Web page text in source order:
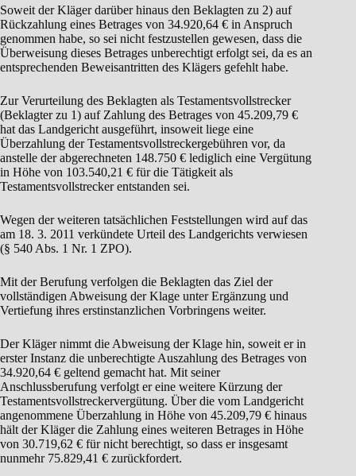
Soweit der Kläger darüber hinaus den Beklagten zu 2) auf
Rückzahlung eines Betrages von 34.920,64 € in Anspruch
genommen habe, so sei nicht festzustellen gewesen, dass die
Überweisung dieses Betrages unberechtigt erfolgt sei, da es an
entsprechenden Beweisantritten des Klägers gefehlt habe.
Zur Verurteilung des Beklagten als Testamentsvollstrecker
(Beklagter zu 1) auf Zahlung des Betrages von 45.209,79 €
hat das Landgericht ausgeführt, insoweit liege eine
Überzahlung der Testamentsvollstreckergebühren vor, da
anstelle der abgerechneten 148.750 € lediglich eine Vergütung
in Höhe von 103.540,21 € für die Tätigkeit als
Testamentsvollstrecker entstanden sei.
Wegen der weiteren tatsächlichen Feststellungen wird auf das
am 18. 3. 2011 verkündete Urteil des Landgerichts verwiesen
(§ 540 Abs. 1 Nr. 1 ZPO).
Mit der Berufung verfolgen die Beklagten das Ziel der
vollständigen Abweisung der Klage unter Ergänzung und
Vertiefung ihres erstinstanzlichen Vorbringens weiter.
Der Kläger nimmt die Abweisung der Klage hin, soweit er in
erster Instanz die unberechtigte Auszahlung des Betrages von
34.920,64 € geltend gemacht hat. Mit seiner
Anschlussberufung verfolgt er eine weitere Kürzung der
Testamentsvollstreckervergütung. Über die vom Landgericht
angenommene Überzahlung in Höhe von 45.209,79 € hinaus
hält der Kläger die Zahlung eines weiteren Betrages in Höhe
von 30.719,62 € für nicht berechtigt, so dass er insgesamt
nunmehr 75.829,41 € zurückfordert.